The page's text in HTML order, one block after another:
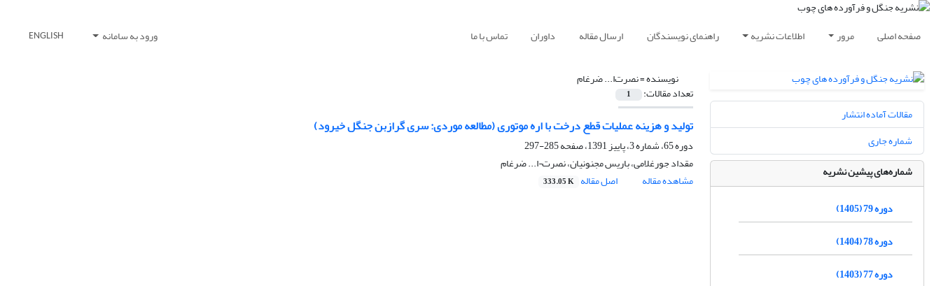
صفحه اصلی مرور اطلاعات نشریه راهنمای نویسندگان ارسال مقاله داوران تماس با ما ورود به سامانه ENGLISH
نویسنده =نصرت‌ا... ضرغام
تعداد مقالات: 1
تولید و هزینه عملیات قطع درخت با اره موتوری (مطالعه موردی: سری گرازبن جنگل خیرود)
دوره 65، شماره 3، پاییز 1391، صفحه
285-297
مقداد جورغلامی، باریس مجنونیان، نصرت¬ا... ضرغام
مشاهده مقاله
اصل مقاله 333.05 K
مقالات آماده انتشار
شماره جاری
شماره‌های پیشین نشریه
دوره 79 (1405)
دوره 78 (1404)
دوره 77 (1403)